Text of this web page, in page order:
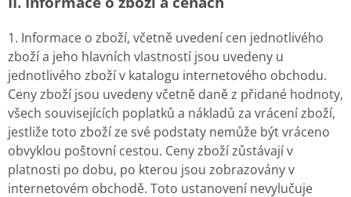
1. Informace o zboží, včetně uvedení cen jednotlivého
zboží a jeho hlavních vlastností jsou uvedeny u
jednotlivého zboží v katalogu internetového obchodu.
Ceny zboží jsou uvedeny včetně daně z přidané hodnoty,
všech souvisejících poplatků a nákladů za vrácení zboží,
jestliže toto zboží ze své podstaty nemůže být vráceno
obvyklou poštovní cestou. Ceny zboží zůstávají v
platnosti po dobu, po kterou jsou zobrazovány v
internetovém obchodě. Toto ustanovení nevylučuje